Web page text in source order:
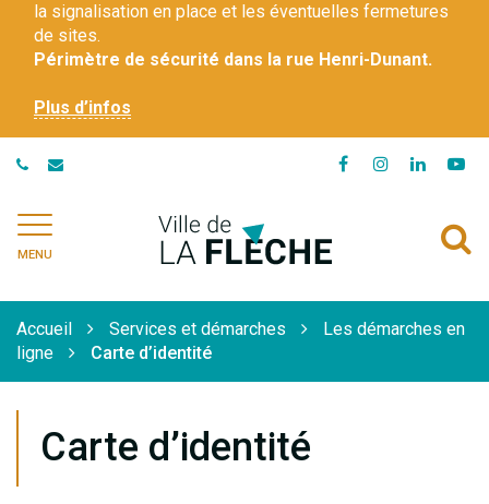
la signalisation en place et les éventuelles fermetures
de sites.
Périmètre de sécurité dans la rue Henri-Dunant.
Plus d’infos
Lien
Lien
compte
Instagram
Lien
compte
MENU
Accueil Services et démarches
Les démarches en
ligne
Carte d’identité
Carte d’identité